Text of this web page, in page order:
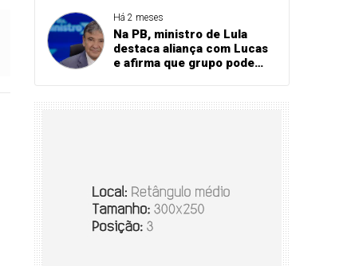
Há 2 meses
Na PB, ministro de Lula
destaca aliança com Lucas
e afirma que grupo pode